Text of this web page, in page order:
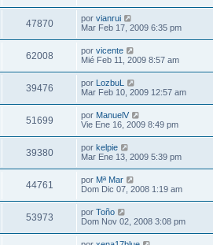
47870 por vianrui
Mar Feb 17, 2009 6:35 pm
62008 por vicente
Mié Feb 11, 2009 8:57 am
39476 por LozbuL
Mar Feb 10, 2009 12:57 am
51699 por ManuelV
Vie Ene 16, 2009 8:49 pm
39380 por kelpie
Mar Ene 13, 2009 5:39 pm
44761 por Mª Mar
Dom Dic 07, 2008 1:19 am
53973 por Toño
Dom Nov 02, 2008 3:08 pm